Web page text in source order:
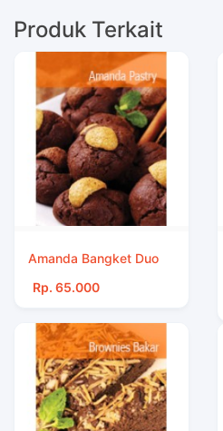
Produk Terkait
Amanda Bangket Duo
Rp. 65.000